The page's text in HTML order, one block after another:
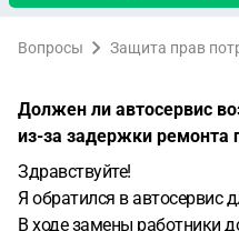
Вопросы Защита прав
Должен ли автосервис
из-за задержки ремонта
Здравствуйте!
Я обратился в автосервис
В ходе замены работники